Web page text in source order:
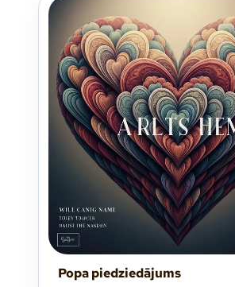
Popa piedziedājums